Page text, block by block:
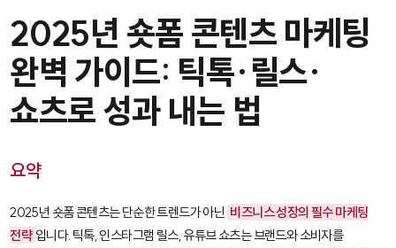
2025년 숏폼 콘텐츠 마케팅
완벽 가이드: 틱톡·릴스·
쇼츠로 성과 내는 법
요약
2025년 숏폼 콘텐츠는 단순한 트렌드가 아닌 비즈니스 성장의 필수 마케팅
전략 입니다. 틱톡, 인스타그램 릴스, 유튜브 쇼츠는 브랜드와 소비자를